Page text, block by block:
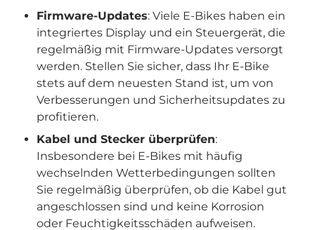
Firmware-Updates: Viele E-Bikes haben ein
integriertes Display und ein Steuergerät, die
regelmäßig mit Firmware-Updates versorgt
werden. Stellen Sie sicher, dass Ihr E-Bike
stets auf dem neuesten Stand ist, um von
Verbesserungen und Sicherheitsupdates zu
profitieren.
Kabel und Stecker überprüfen:
Insbesondere bei E-Bikes mit häufig
wechselnden Wetterbedingungen sollten
Sie regelmäßig überprüfen, ob die Kabel gut
angeschlossen sind und keine Korrosion
oder Feuchtigkeitsschäden aufweisen.